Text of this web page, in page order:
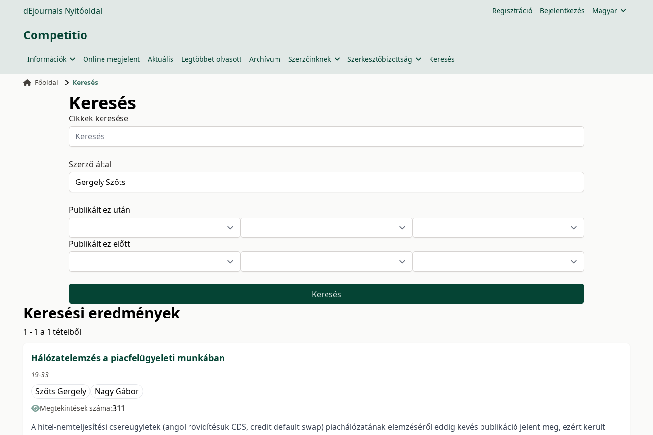
dEjournals Nyitóoldal Regisztráció Bejelentkezés Magyar
Competitio
Információk Online megjelent Aktuális Legtöbbet olvasott Archívum Szerzőinknek Szerkesztőbizottság Keresés
Főoldal Keresés
Keresés
Cikkek keresése
Szerző által
Publikált ez után
Publikált ez előtt
Keresés
Keresési eredmények
1 - 1 a 1 tételből
Hálózatelemzés a piacfelügyeleti munkában
19-33
Szőts Gergely Nagy Gábor
Megtekintések száma:311
A hitel-nemteljesítési csereügyletek (angol rövidítésük CDS, credit default swap) piachálózatának elemzéséről eddig kevés publikáció jelent meg, ezért került